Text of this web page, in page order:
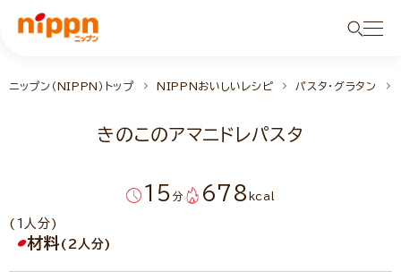
ニップン（NIPPN）トップ NIPPNおいしいレシピ パスタ・グラタン
きのこのアマニドレパスタ
15 分 678 kcal
(1人分)
材料(2人分)